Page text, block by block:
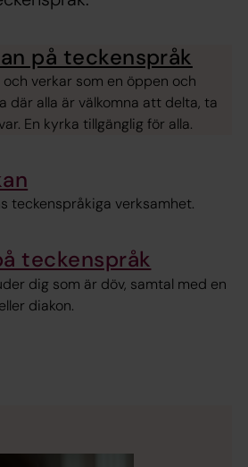
på teckenspråk
verkar som en öppen och
där alla är välkomna att delta, ta
En kyrka tillgänglig för alla.
teckenspråkiga verksamhet.
teckenspråk
dig som är döv, samtal med en
diakon.